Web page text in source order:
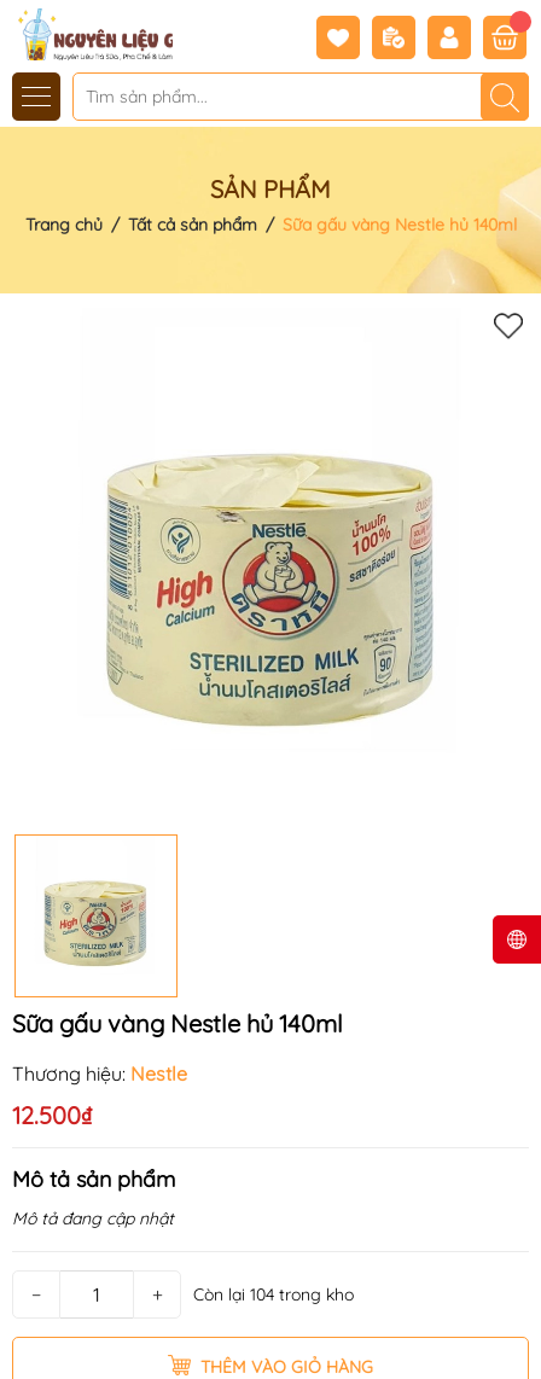
SẢN PHẨM
Trang chủ / Tất cả sản phẩm / Sữa gấu vàng Nestle hủ 140ml
Sữa gấu vàng Nestle hủ 140ml
Thương hiệu: Nestle
12.500₫
Mô tả sản phẩm
Mô tả đang cập nhật
− + Còn lại 104 trong kho
THÊM VÀO GIỎ HÀNG